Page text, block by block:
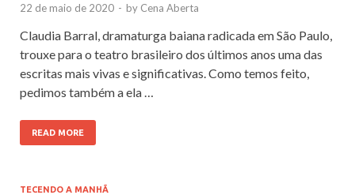
22 de maio de 2020 - by Cena Aberta
Claudia Barral, dramaturga baiana radicada em São Paulo,
trouxe para o teatro brasileiro dos últimos anos uma das
escritas mais vivas e significativas. Como temos feito,
pedimos também a ela …
READ MORE
TECENDO A MANHÃ